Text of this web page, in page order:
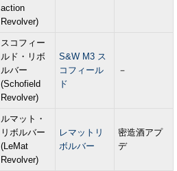
action
Revolver)
スコフィー
ルド・リボ
ルバー
(Schofield
Revolver)
S&W M3 ス
コフィール
ド
－
ルマット・
リボルバー
(LeMat
Revolver)
レマットリ
ボルバー
密造酒アプ
デ